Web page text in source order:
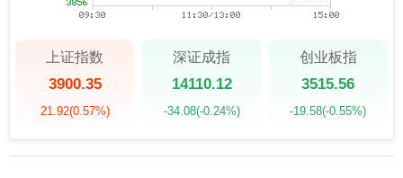
上证指数
3900.35
21.92(0.57%)
深证成指
14110.12
-34.08(-0.24%)
创业板指
3515.56
-19.58(-0.55%)